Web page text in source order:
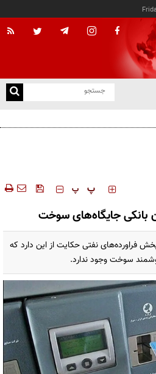
‍‍‍ پ پ
بانکی جایگاه‌های سوخت
فراورده‌های نفتی حکایت از این دارد که
سوخت وجود ندارد.